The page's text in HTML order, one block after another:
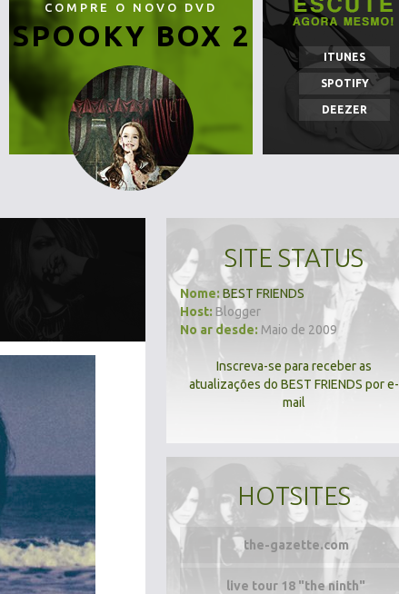
COMPRE O NOVO DVD
SPOOKY BOX 2
ITUNES
SPOTIFY
DEEZER
SITE STATUS
Nome: BEST FRIENDS
Host: Blogger
No ar desde: Maio de 2009
Inscreva-se para receber as
atualizações do BEST FRIENDS por e-
mail
HOTSITES
the-gazette.com
live tour 18 "the ninth"